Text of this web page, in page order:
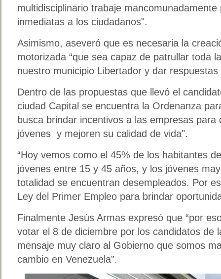
multidisciplinario trabaje
inmediatas a los ciudadanos".
Asimismo, aseveró que es necesaria la
motorizada “que sea capaz de patrullar toda
nuestro municipio Libertador y dar
Dentro de las propuestas que llevó el
ciudad Capital se encuentra la Ordenanza
busca brindar incentivos a las empresas para
jóvenes y mejoren su calidad de vida".
“Hoy vemos como el 45% de los habitantes
jóvenes entre 15 y 45 años, y los jóvenes
totalidad se encuentran desempleados. Por
Ley del Primer Empleo para brindar
Finalmente Jesús Armas expresó que “por
votar el 8 de diciembre por los candidatos de
mensaje muy claro al Gobierno que somos
cambio en Venezuela”.